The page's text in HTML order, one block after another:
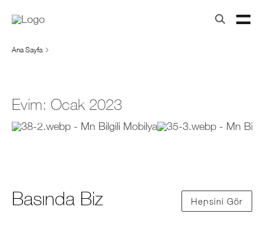
Ana Sayfa
Evim: Ocak 2023
Basında Biz Hepsini Gör